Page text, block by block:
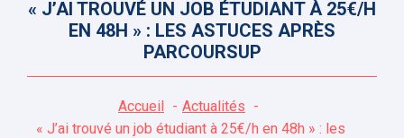
« J’AI TROUVÉ UN JOB ÉTUDIANT À 25€/H
EN 48H » : LES ASTUCES APRÈS
PARCOURSUP
Accueil
Actualités
« J’ai trouvé un job étudiant à 25€/h en 48h » : les